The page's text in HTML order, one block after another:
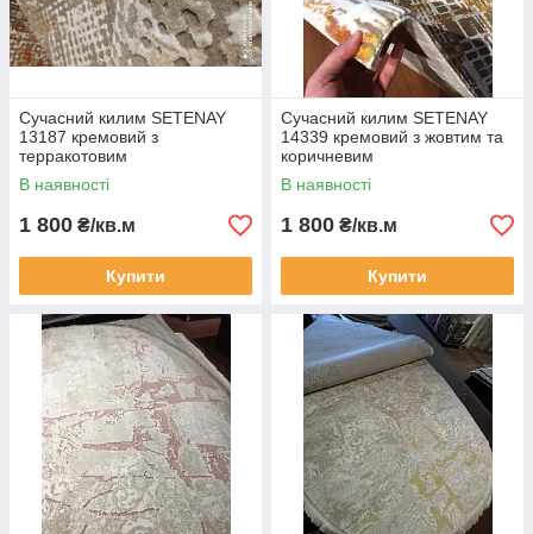
Сучасний килим SETENAY
13187 кремовий з
терракотовим
В наявності
1 800 ₴/кв.м
Купити
Сучасний килим SETENAY
14339 кремовий з жовтим та
коричневим
В наявності
1 800 ₴/кв.м
Купити